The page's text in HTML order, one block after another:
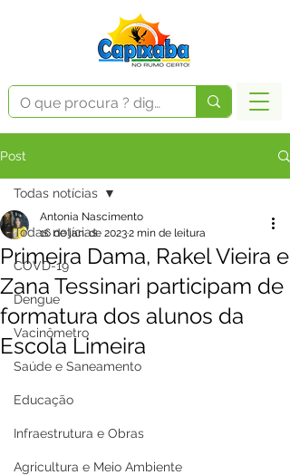
Post
Todas notícias
COVD-19
Dengue
Vacinômetro
Saúde e Saneamento
Educação
Infraestrutura e Obras
Agricultura e Meio Ambiente
Todas notícias
Primeira Dama, Rakel Vieira e
Zana Tessinari participam de
formatura dos alunos da
Escola Limeira
Antonia Nascimento
16 de jan. de 20232 min de leitura